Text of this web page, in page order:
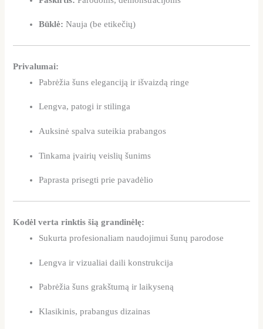
Būklė: Nauja (be etikečių)
Privalumai:
Pabrėžia šuns eleganciją ir išvaizdą ringe
Lengva, patogi ir stilinga
Auksinė spalva suteikia prabangos
Tinkama įvairių veislių šunims
Paprasta prisegti prie pavadėlio
Kodėl verta rinktis šią grandinėlę:
Sukurta profesionaliam naudojimui šunų parodose
Lengva ir vizualiai daili konstrukcija
Pabrėžia šuns grakštumą ir laikyseną
Klasikinis, prabangus dizainas